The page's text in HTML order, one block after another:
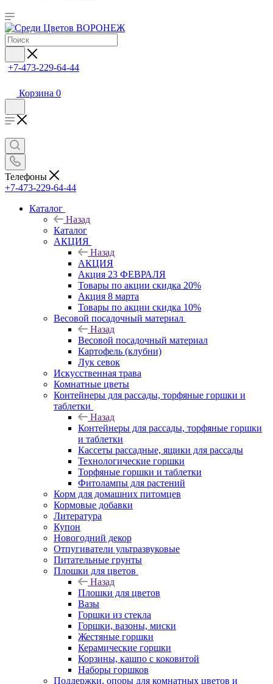
+7-473-229-64-44
Корзина 0
Телефоны
+7-473-229-64-44
Каталог
Назад
Каталог
АКЦИЯ
Назад
АКЦИЯ
Акция 23 ФЕВРАЛЯ
Товары по акции скидка 20%
Акция 8 марта
Товары по акции скидка 10%
Весовой посадочный материал
Назад
Весовой посадочный материал
Картофель (клубни)
Лук севок
Искусственная трава
Комнатные цветы
Контейнеры для рассады, торфяные горшки и
таблетки
Назад
Контейнеры для рассады, торфяные горшки
и таблетки
Кассеты рассадные, ящики для рассады
Технологические горшки
Торфяные горшки и таблетки
Фитолампы для растений
Корм для домашних питомцев
Кормовые добавки
Литература
Купон
Новогодний декор
Отпугиватели ультразвуковые
Питательные грунты
Плошки для цветов
Назад
Плошки для цветов
Вазы
Горшки из стекла
Горшки, вазоны, миски
Жестяные горшки
Керамические горшки
Корзины, кашпо с коковитой
Наборы горшков
Поддержки, опоры для комнатных цветов и